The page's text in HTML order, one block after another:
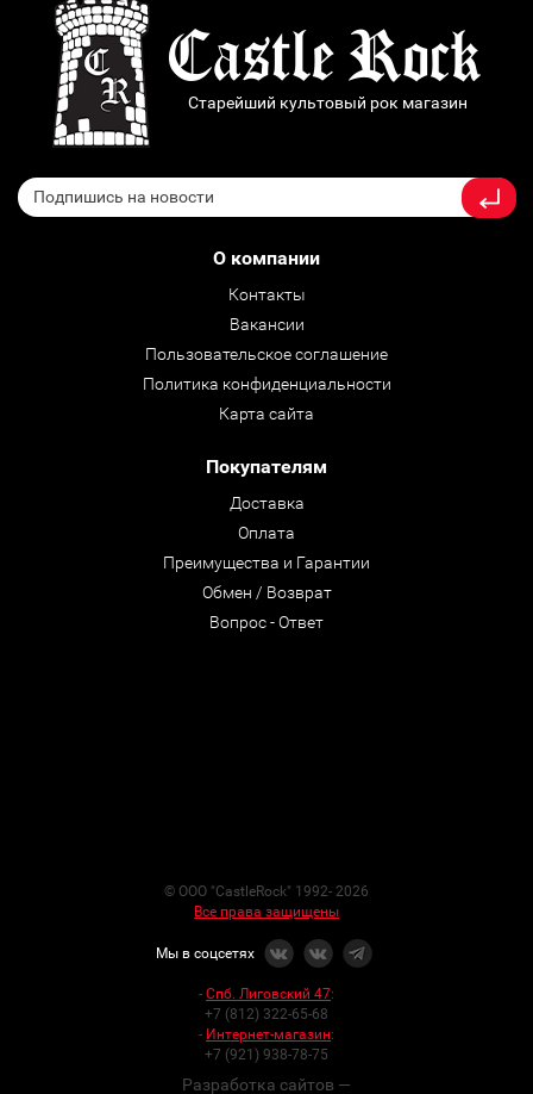
Старейший культовый рок магазин
О компании
Контакты
Вакансии
Пользовательское соглашение
Политика конфиденциальности
Карта сайта
Покупателям
Доставка
Оплата
Преимущества и Гарантии
Обмен / Возврат
Вопрос - Ответ
© ООО "CastleRock" 1992- 2026
Все права защищены
Мы в соцсетях
- Спб. Лиговский 47:
+7 (812) 322-65-68
- Интернет-магазин:
+7 (921) 938-78-75
Разработка сайтов —